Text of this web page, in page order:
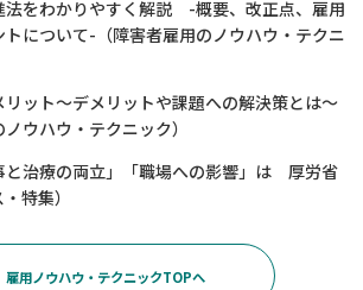
法をわかりやすく解説 -概要、改正点、雇用
トについて-（障害者雇用のノウハウ・テクニ
リット～デメリットや課題への解決策とは～
ノウハウ・テクニック）
と治療の両立」「職場への影響」は 厚労省
特集）
雇用ノウハウ・テクニックTOPへ